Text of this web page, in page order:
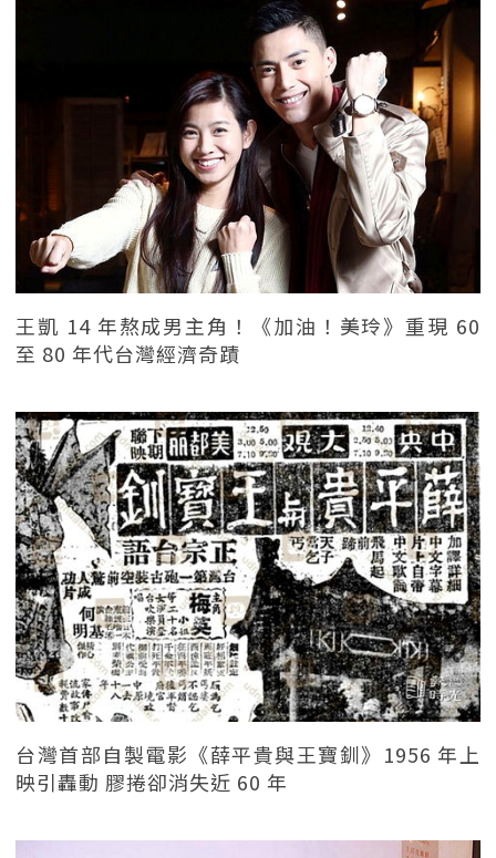
王凱 14 年熬成男主角！《加油！美玲》重現 60
至 80 年代台灣經濟奇蹟
台灣首部自製電影《薛平貴與王寶釧》1956 年上
映引轟動 膠捲卻消失近 60 年